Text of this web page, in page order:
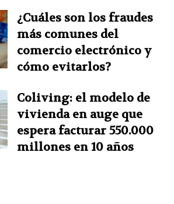
¿Cuáles son los fraudes
más comunes del
comercio electrónico y
cómo evitarlos?
Coliving: el modelo de
vivienda en auge que
espera facturar 550.000
millones en 10 años